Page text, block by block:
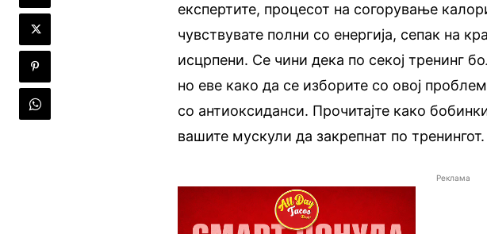
експертите, процесот на согорување
чувствувате полни со енергија, сепак на
исцрпени. Се чини дека по секој тренинг
но еве како да се изборите со овој
со антиоксиданси. Прочитајте како
вашите мускули да закрепнат по тренингот.
Реклама